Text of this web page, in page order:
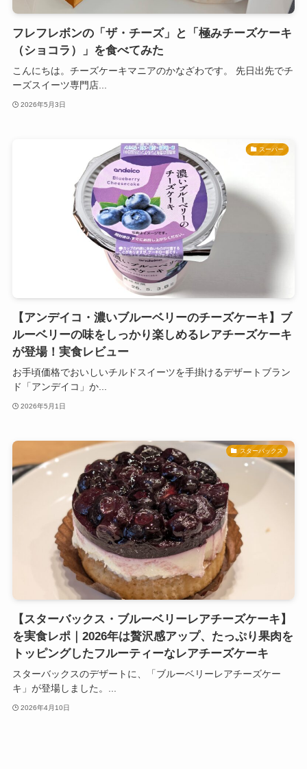
フレフレボンの「ザ・チーズ」と「極みチーズケーキ
（ショコラ）」を食べてみた
こんにちは。チーズケーキマニアのかなざわです。 先日出先でチ
ーズスイーツ専門店...
2026年5月3日
スーパー
【アンデイコ・濃いブルーベリーのチーズケーキ】ブ
ルーベリーの味をしっかり楽しめるレアチーズケーキ
が登場！実食レビュー
お手頃価格でおいしいチルドスイーツを手掛けるデザートブラン
ド「アンデイコ」か...
2026年5月1日
スターバックス
【スターバックス・ブルーベリーレアチーズケーキ】
を実食レポ｜2026年は贅沢感アップ、たっぷり果肉を
トッピングしたフルーティーなレアチーズケーキ
スターバックスのデザートに、「ブルーベリーレアチーズケー
キ」が登場しました。...
2026年4月10日